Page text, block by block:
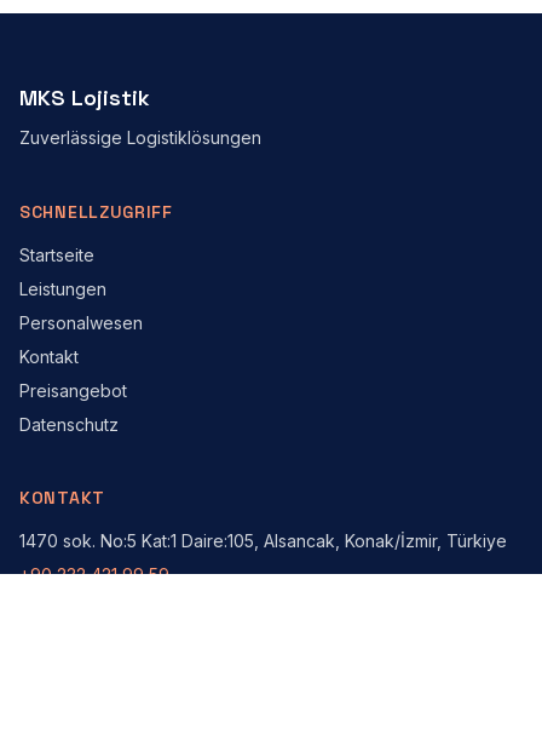
MKS Lojistik
Zuverlässige Logistiklösungen
SCHNELLZUGRIFF
Startseite
Leistungen
Personalwesen
Kontakt
Preisangebot
Datenschutz
KONTAKT
1470 sok. No:5 Kat:1 Daire:105, Alsancak, Konak/İzmir, Türkiye
+90 232 421 99 59